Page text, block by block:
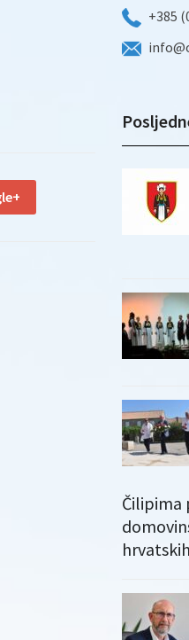
+385
Čilipima